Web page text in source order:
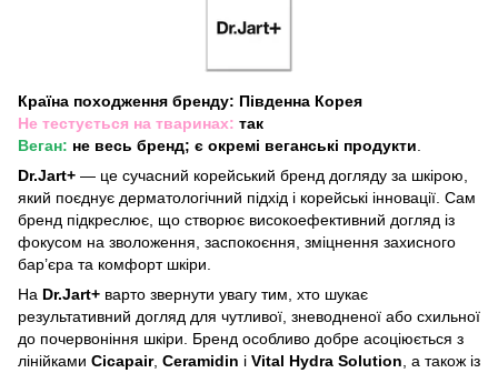
Країна походження бренду: Південна Корея
Не тестується на тваринах: так
Веган: не весь бренд; є окремі веганські продукти
Dr.Jart+ — це сучасний корейський бренд догляду за шкірою,
який поєднує дерматологічний підхід і корейські інновації. Сам
бренд підкреслює, що створює високоефективний догляд із
фокусом на зволоження, заспокоєння, зміцнення захисного
бар’єра та комфорт шкіри.
На Dr.Jart+ варто звернути увагу тим, хто шукає
результативний догляд для чутливої, зневодненої або схильної
до почервоніння шкіри. Бренд особливо добре асоціюється з
лінійками Cicapair, Ceramidin і Vital Hydra Solution , а також із